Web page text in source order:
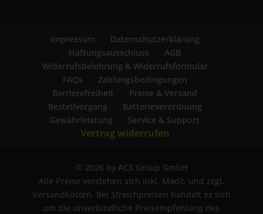
Impressum
Datenschutzerklärung
Haftungsausschluss
AGB
Widerrufsbelehrung & Widerrufsformular
FAQs
Zahlungsbedingungen
Barrierefreiheit
Preise & Versand
Bestellvorgang
Batterieverordnung
Gewährleistung
Service & Support
Vertrag widerrufen
© 2026 by ACS Group GmbH
Alle Preise verstehen sich inkl. MwSt. und zzgl.
Versandkosten. Bei Streichpreisen handelt es sich
um die unverbindliche Preisempfehlung des